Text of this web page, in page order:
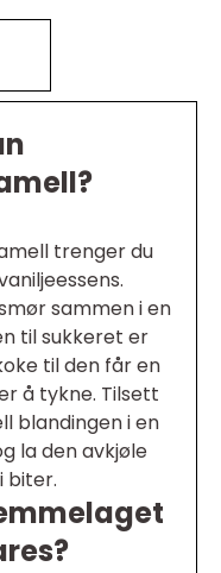
trenger du
sammen i en
til sukkeret er
til den får en
å tykne. Tilsett
blandingen i en
la den avkjøle
biter.